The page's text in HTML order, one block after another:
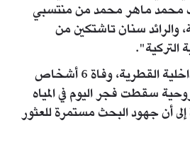
محمد ماهر محمد من منتسبي
والرائد سنان تاشتكين من
التركية".
بدورها، أعلنت وزارة الداخلية القطرية، وفاة 6 أشخاص
سقطت فجر اليوم في المياه
إلى أن جهود البحث مستمرة للعثور